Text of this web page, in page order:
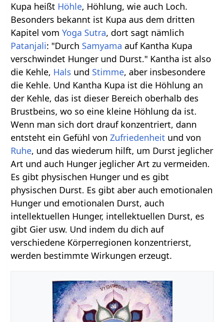
Kupa heißt Höhle, Höhlung, wie auch Loch.
Besonders bekannt ist Kupa aus dem dritten
Kapitel vomYoga Sutra, dort sagt nämlich
Patanjali: "Durch Samyama auf Kantha Kupa
verschwindet Hunger und Durst." Kantha ist also
die Kehle, Hals und Stimme, aber insbesondere
die Kehle. Und Kantha Kupa ist die Höhlung an
der Kehle, das ist dieser Bereich oberhalb des
Brustbeins, wo so eine kleine Höhlung da ist.
Wenn man sich dort drauf konzentriert, dann
entsteht ein Gefühl vonZufriedenheit und von
Ruhe, und das wiederum hilft, um Durst jeglicher
Art und auch Hunger jeglicher Art zu vermeiden.
Es gibt physischen Hunger und es gibt
physischen Durst. Es gibt aber auch emotionalen
Hunger und emotionalen Durst, auch
intellektuellen Hunger, intellektuellen Durst, es
gibt Gier usw. Und indem du dich auf
verschiedene Körperregionen konzentrierst,
werden bestimmte Wirkungen erzeugt.